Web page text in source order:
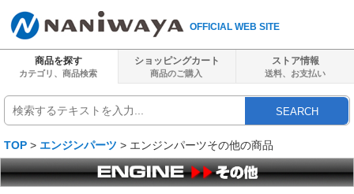
OFFICIAL WEB SITE
商品を探す
カテゴリ、商品検索
ショッピングカート
商品のご購入
ストア情報
送料、 お支払い
SEARCH
TOP > エンジンパーツ > エンジンパーツその他の商品